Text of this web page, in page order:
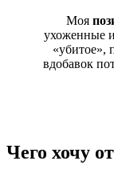
Моя
ухоженные
«убитое»,
вдобавок
Чего хочу